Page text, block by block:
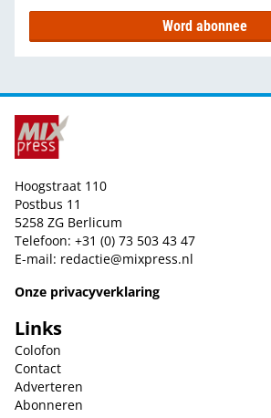
Word abonnee
Hoogstraat 110
Postbus 11
5258 ZG Berlicum
Telefoon: +31 (0) 73 503 43 47
E-mail: redactie@mixpress.nl
Onze privacyverklaring
Links
Colofon
Contact
Adverteren
Abonneren